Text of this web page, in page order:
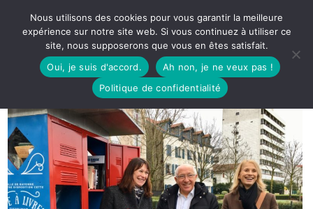
Nous utilisons des cookies pour vous garantir la meilleure
expérience sur notre site web. Si vous continuez à utiliser ce
site, nous supposerons que vous en êtes satisfait.
Oui, je suis d'accord.
Ah non, je ne veux pas !
Politique de confidentialité